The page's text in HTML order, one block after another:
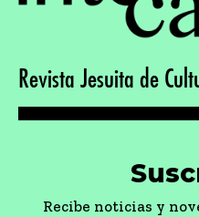
Revista Jesuita de
Recibe noticias y